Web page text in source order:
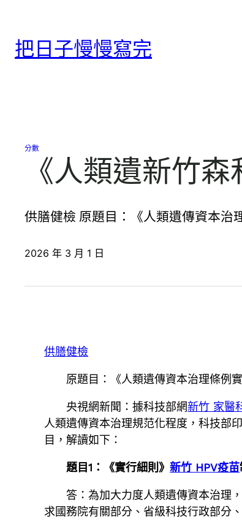
把日子慢慢寫完
分數
《人類遺新竹
供膳健檢 原題目：《人類遺傳資本治
2026 年 3 月 1 日
供膳健檢
原題目：《人類遺傳資本治理條例
央視網新聞：據科技部網新竹 家醫
人類遺傳資本治理規范化程度，科技部
目，解讀如下：
題目1：《實行細則》新竹 HPV疫苗
答：為加大力度人類遺傳資本治理
求國務院有關部分、省級科技行政部分